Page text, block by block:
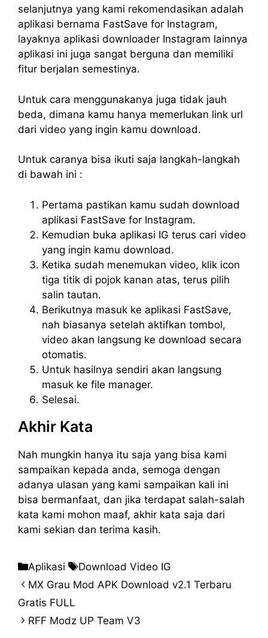
selanjutnya yang kami rekomendasikan adalah
aplikasi bernama FastSave for Instagram,
layaknya aplikasi downloader Instagram lainnya
aplikasi ini juga sangat berguna dan memiliki
fitur berjalan semestinya.
Untuk cara menggunakanya juga tidak jauh
beda, dimana kamu hanya memerlukan link url
dari video yang ingin kamu download.
Untuk caranya bisa ikuti saja langkah-langkah
di bawah ini :
Pertama pastikan kamu sudah download
aplikasi FastSave for Instagram.
Kemudian buka aplikasi IG terus cari video
yang ingin kamu download.
Ketika sudah menemukan video, klik icon
tiga titik di pojok kanan atas, terus pilih
salin tautan.
Berikutnya masuk ke aplikasi FastSave,
nah biasanya setelah aktifkan tombol,
video akan langsung ke download secara
otomatis.
Untuk hasilnya sendiri akan langsung
masuk ke file manager.
Selesai.
Akhir Kata
Nah mungkin hanya itu saja yang bisa kami
sampaikan kepada anda, semoga dengan
adanya ulasan yang kami sampaikan kali ini
bisa bermanfaat, dan jika terdapat salah-salah
kata kami mohon maaf, akhir kata saja dari
kami sekian dan terima kasih.
Kategori
Aplikasi Tag
Download Video IG
MX Grau Mod APK Download v2.1 Terbaru
Gratis FULL
RFF Modz UP Team V3